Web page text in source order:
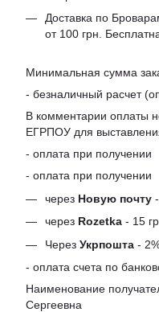
Доставка по
от 100 грн.
Минимальная сумма
- безналичный расчет
В комментарии оплаты
ЕГРПОУ для
- оплата при получении
- оплата при получении
через Новую почту
через Rozetka - 15
Через Укрпошта -
- оплата счета по
Наименование
Сергеевна